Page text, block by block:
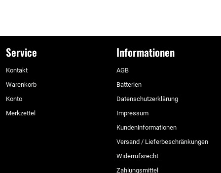
Service
Kontakt
Warenkorb
Konto
Merkzettel
Informationen
AGB
Batterien
Datenschutzerklärung
Impressum
Kundeninformationen
Versand / Lieferbeschränkungen
Widerrufsrecht
Zahlungsmittel